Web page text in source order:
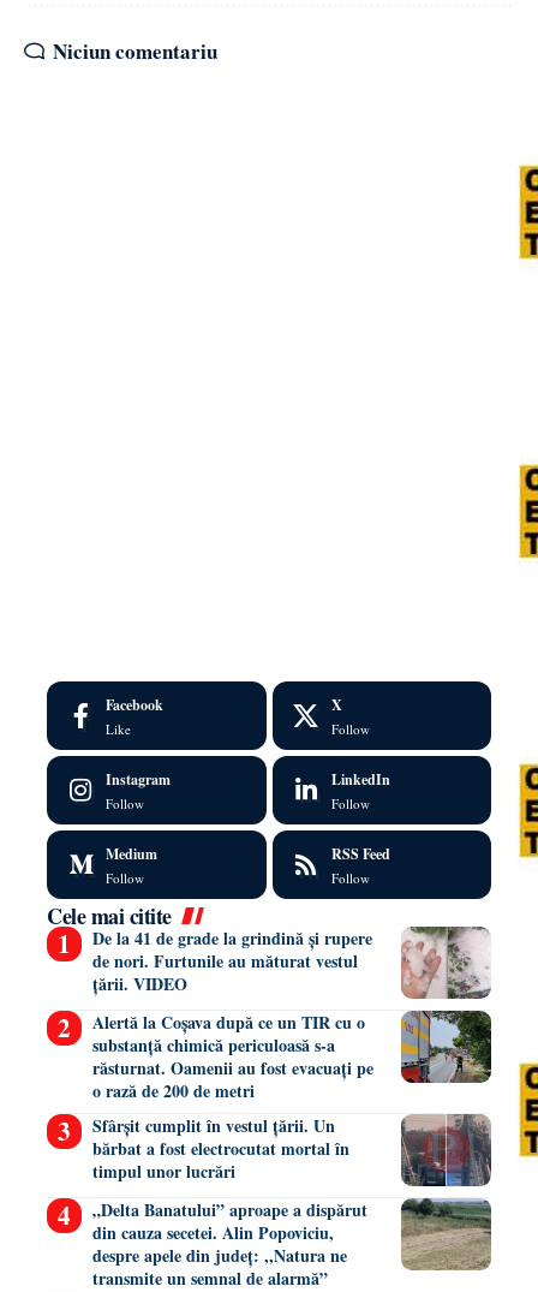
Niciun comentariu
Facebook
Like
X
Follow
Instagram
Follow
LinkedIn
Follow
Medium
Follow
RSS Feed
Follow
Cele mai citite
De la 41 de grade la grindină și rupere
de nori. Furtunile au măturat vestul
țării. VIDEO
Alertă la Coșava după ce un TIR cu o
substanță chimică periculoasă s-a
răsturnat. Oamenii au fost evacuați pe
o rază de 200 de metri
Sfârșit cumplit în vestul țării. Un
bărbat a fost electrocutat mortal în
timpul unor lucrări
„Delta Banatului” aproape a dispărut
din cauza secetei. Alin Popoviciu,
despre apele din județ: ,,Natura ne
transmite un semnal de alarmă”